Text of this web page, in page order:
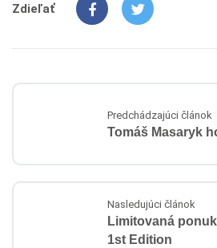
Zdieľať
Predchádzajúci článok
Tomáš Masaryk
Nasledujúci článok
Limitovaná
1st Edition